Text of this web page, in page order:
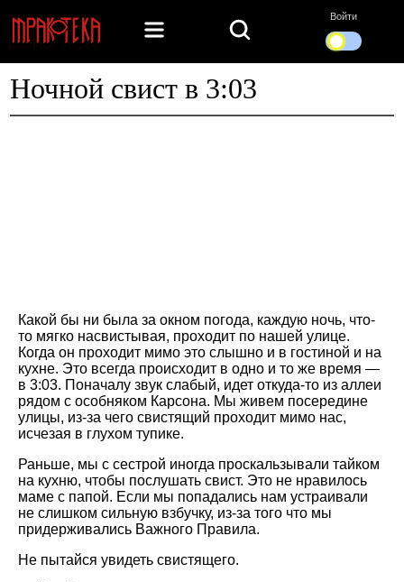
Войти
Ночной свист в 3:03
Какой бы ни была за окном погода, каждую ночь, что-
то мягко насвистывая, проходит по нашей улице.
Когда он проходит мимо это слышно и в гостиной и на
кухне. Это всегда происходит в одно и то же время —
в 3:03. Поначалу звук слабый, идет откуда-то из аллеи
рядом с особняком Карсона. Мы живем посередине
улицы, из-за чего свистящий проходит мимо нас,
исчезая в глухом тупике.
Раньше, мы с сестрой иногда проскальзывали тайком
на кухню, чтобы послушать свист. Это не нравилось
маме с папой. Если мы попадались нам устраивали
не слишком сильную взбучку, из-за того что мы
придерживались Важного Правила.
Не пытайся увидеть свистящего.